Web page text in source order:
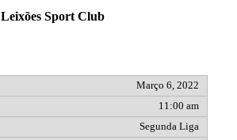
Leixões Sport Club
Março 6, 2022
11:00 am
Segunda Liga